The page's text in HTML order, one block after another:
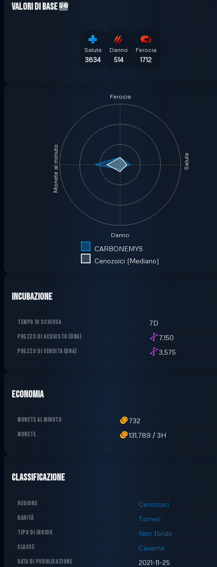
Valori di base LV40
Salute
3834
Danno
514
Ferocia
1712
Ferocia
Salute
Danno
Monete al minuto
CARBONEMYS
Cenozoici (Mediano)
Incubazione
TEMPO DI SCHIUSA 7D
PREZZO DI ACQUISTO (DNA) 7,150
PREZZO DI VENDITA (DNA) 3,575
Economia
MONETE AL MINUTO 732
MONETE 131,789 / 3H
Classificazione
REGIONE Cenozoici
RARITÀ Torneo
TIPO DI IBRIDO Non Ibrido
CLASSE Caverne
DATA DI PUBBLICAZIONE 2021-11-25